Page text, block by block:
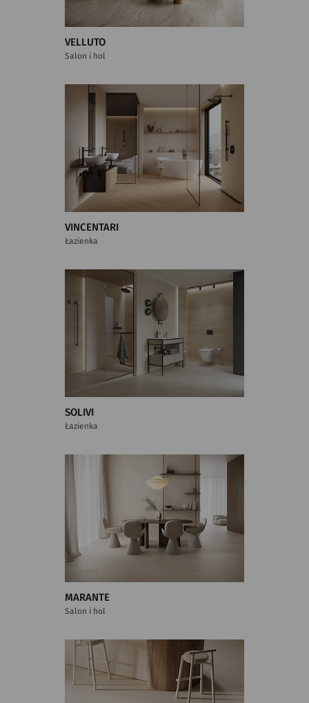
VELLUTO
Salon i hol
VINCENTARI
Łazienka
SOLIVI
Łazienka
MARANTE
Salon i hol